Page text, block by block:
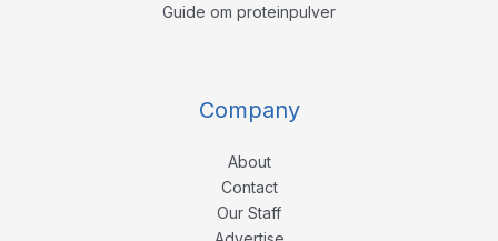
Guide om proteinpulver
Company
About
Contact
Our Staff